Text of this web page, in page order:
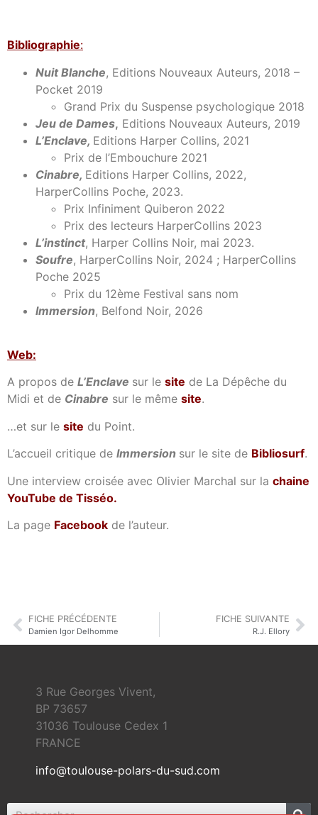
Bibliographie:
Nuit Blanche, Editions Nouveaux Auteurs, 2018 –
Pocket 2019
Grand Prix du Suspense psychologique 2018
Jeu de Dames, Editions Nouveaux Auteurs, 2019
L’Enclave, Editions Harper Collins, 2021
Prix de l’Embouchure 2021
Cinabre, Editions Harper Collins, 2022,
HarperCollins Poche, 2023.
Prix Infiniment Quiberon 2022
Prix des lecteurs HarperCollins 2023
L’instinct, Harper Collins Noir, mai 2023.
Soufre, HarperCollins Noir, 2024 ; HarperCollins
Poche 2025
Prix du 12ème Festival sans nom
Immersion, Belfond Noir, 2026
Web:
A propos de L’Enclave sur le site de La Dépêche du
Midi et de Cinabre sur le même site.
…et sur le site du Point.
L’accueil critique de Immersion sur le site de Bibliosurf.
Une interview croisée avec Olivier Marchal sur la chaine
YouTube de Tisséo.
La page Facebook de l’auteur.
FICHE PRÉCÉDENTE
Damien Igor Delhomme
FICHE SUIVANTE
R.J. Ellory
3 Rue Georges Vivent,
BP 73657
31036 Toulouse Cedex 1
FRANCE
info@toulouse-polars-du-sud.com